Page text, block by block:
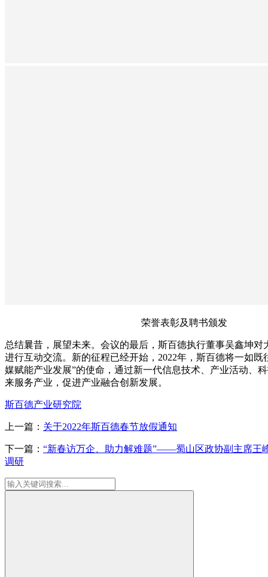
荣誉表彰及聘书颁发
总结曩昔，展望未来。会议的最后，斯百德执行董事吴鑫坤对
进行互动交流。新的征程已经开始，2022年，斯百德将一如既
媒赋能产业发展”的使命，通过新一代信息技术、产业活动、
来服务产业，促进产业融合创新发展。
斯百德产业研究院
上一篇： 关于2022年斯百德春节放假通知
下一篇： “新春访万企、助力解难题”——蜀山区政协副主席王
调研